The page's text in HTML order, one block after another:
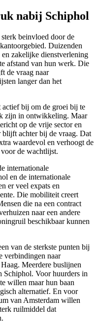
nabij Schiphol
beinvloed door de
Duizenden
zakelijke dienstverlening
afstand van hun werk. Die
de vraag naar
langer dan het
actief bij om de groei bij te
zijn in ontwikkeling. Maar
op de vrije sector en
achter bij de vraag. Dat
waardevol en verhoogt de
de wachtlijst.
internationale
en de internationale
er veel expats en
Die mobiliteit creert
die na een contract
naar een andere
beschikbaar kunnen
van de sterkste punten bij
verbindingen naar
. Meerdere buslijnen
Schiphol. Voor huurders in
willen maar hun baan
alternatief. En voor
van Amsterdam willen
ruilmiddel dat